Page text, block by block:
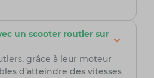
un scooter routier sur
grâce à leur moteur
d’atteindre des vitesses